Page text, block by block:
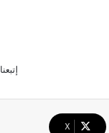
إتبعنا
‫X